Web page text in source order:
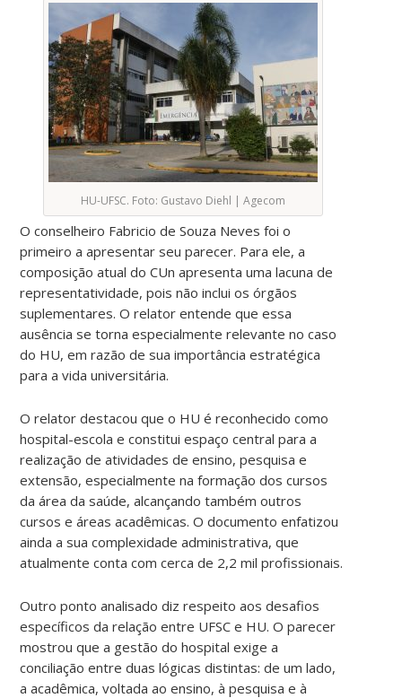
HU-UFSC. Foto: Gustavo Diehl | Agecom
O conselheiro Fabricio de Souza Neves foi o
primeiro a apresentar seu parecer. Para ele, a
composição atual do CUn apresenta uma lacuna de
representatividade, pois não inclui os órgãos
suplementares. O relator entende que essa
ausência se torna especialmente relevante no caso
do HU, em razão de sua importância estratégica
para a vida universitária.
O relator destacou que o HU é reconhecido como
hospital-escola e constitui espaço central para a
realização de atividades de ensino, pesquisa e
extensão, especialmente na formação dos cursos
da área da saúde, alcançando também outros
cursos e áreas acadêmicas. O documento enfatizou
ainda a sua complexidade administrativa, que
atualmente conta com cerca de 2,2 mil profissionais.
Outro ponto analisado diz respeito aos desafios
específicos da relação entre UFSC e HU. O parecer
mostrou que a gestão do hospital exige a
conciliação entre duas lógicas distintas: de um lado,
a acadêmica, voltada ao ensino, à pesquisa e à